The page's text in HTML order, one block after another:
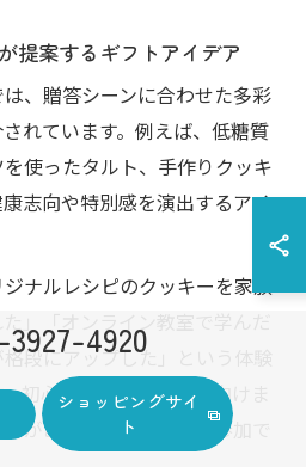
提案するギフトアイデア
、贈答シーンに合わせた多彩
れています。例えば、低糖質
使ったタルト、手作りクッキ
志向や特別感を演出するアイ
ナルレシピのクッキーを家族
」「オンライン教室で学んだ
段にアップした」という体験
初心者向けから上級者向けま
があり、誰でも気軽に参加で
4920
ショッピングサイ
ト